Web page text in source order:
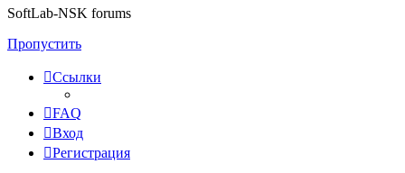
SoftLab-NSK forums
Пропустить
Ссылки
FAQ
Вход
Регистрация